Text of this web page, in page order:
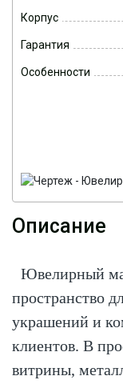
Корпус
Гарантия
Особенности
Описание
Ювелирный
пространство
украшений и
клиентов. В
витрины,